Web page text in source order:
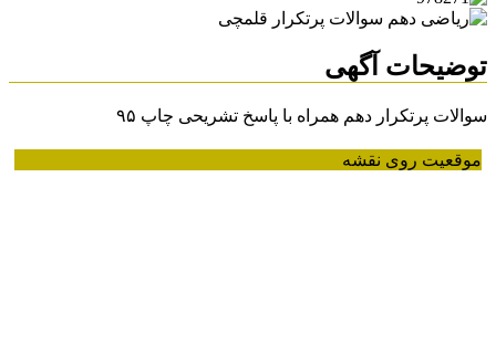
توضیحات آگهی
سوالات پرتکرار دهم همراه با پاسخ تشریحی چاپ ۹۵
موقعیت روی نقشه